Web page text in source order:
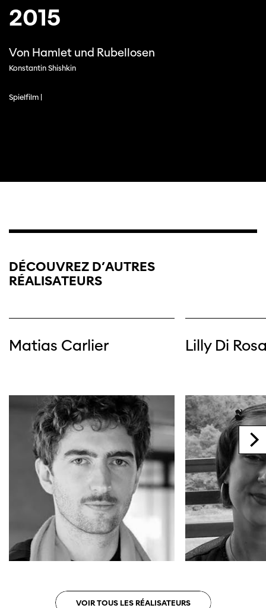
optimale avec Internet Explorer. Veuillez
2015
Von Hamlet und Rubellosen
Konstantin Shishkin
Spielfilm |
DÉCOUVREZ D’AUTRES
RÉALISATEURS
VOIR TOUS LES RÉALISATEURS
Matias Carlier Lilly Di